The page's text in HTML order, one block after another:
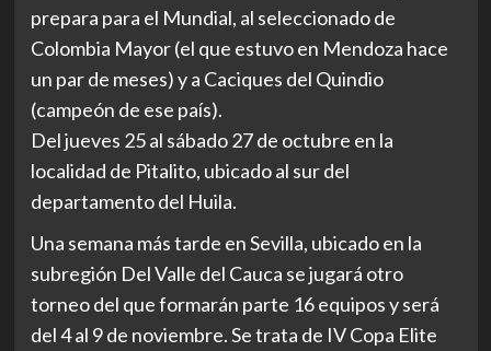
prepara para el Mundial, al seleccionado de
Colombia Mayor (el que estuvo en Mendoza hace
un par de meses) y a Caciques del Quindio
(campeón de ese país).
Del jueves 25 al sábado 27 de octubre en la
localidad de Pitalito, ubicado al sur del
departamento del Huila.
Una semana más tarde en Sevilla, ubicado en la
subregión Del Valle del Cauca se jugará otro
torneo del que formarán parte 16 equipos y será
del 4 al 9 de noviembre. Se trata de IV Copa Elite